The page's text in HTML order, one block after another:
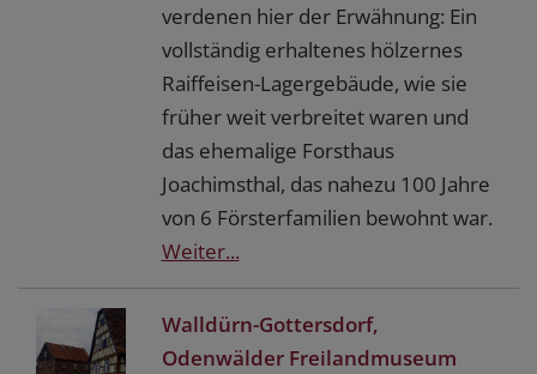
verdenen hier der Erwähnung: Ein
vollständig erhaltenes hölzernes
Raiffeisen-Lagergebäude, wie sie
früher weit verbreitet waren und
das ehemalige Forsthaus
Joachimsthal, das nahezu 100 Jahre
von 6 Försterfamilien bewohnt war.
Weiter...
Walldürn-Gottersdorf,
Odenwälder Freilandmuseum